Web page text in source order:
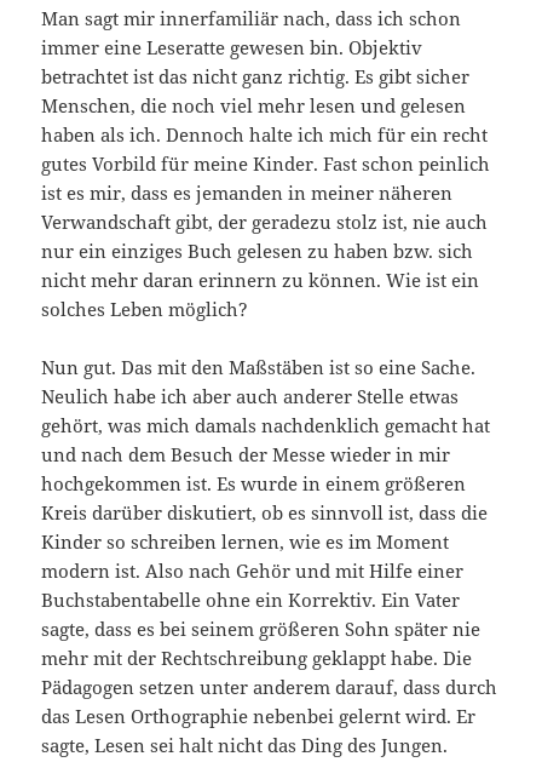
Man sagt mir innerfamiliär nach, dass ich schon
immer eine Leseratte gewesen bin. Objektiv
betrachtet ist das nicht ganz richtig. Es gibt sicher
Menschen, die noch viel mehr lesen und gelesen
haben als ich. Dennoch halte ich mich für ein recht
gutes Vorbild für meine Kinder. Fast schon peinlich
ist es mir, dass es jemanden in meiner näheren
Verwandschaft gibt, der geradezu stolz ist, nie auch
nur ein einziges Buch gelesen zu haben bzw. sich
nicht mehr daran erinnern zu können. Wie ist ein
solches Leben möglich?
Nun gut. Das mit den Maßstäben ist so eine Sache.
Neulich habe ich aber auch anderer Stelle etwas
gehört, was mich damals nachdenklich gemacht hat
und nach dem Besuch der Messe wieder in mir
hochgekommen ist. Es wurde in einem größeren
Kreis darüber diskutiert, ob es sinnvoll ist, dass die
Kinder so schreiben lernen, wie es im Moment
modern ist. Also nach Gehör und mit Hilfe einer
Buchstabentabelle ohne ein Korrektiv. Ein Vater
sagte, dass es bei seinem größeren Sohn später nie
mehr mit der Rechtschreibung geklappt habe. Die
Pädagogen setzen unter anderem darauf, dass durch
das Lesen Orthographie nebenbei gelernt wird. Er
sagte, Lesen sei halt nicht das Ding des Jungen.